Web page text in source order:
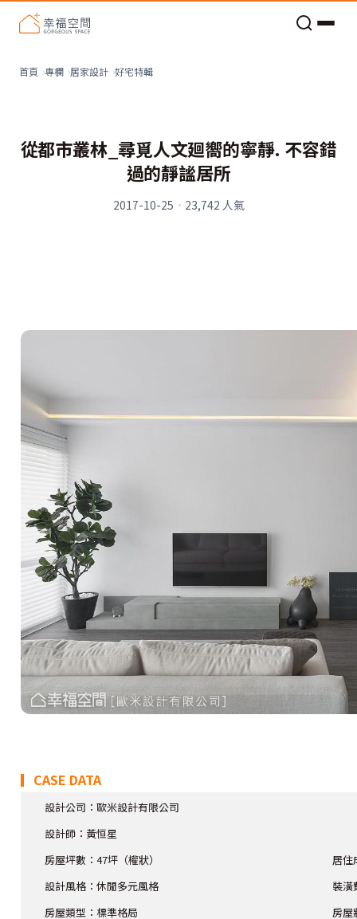
首頁 專欄 居家設計 好宅特輯
從都市叢林_尋覓人文廻嚮的寧靜. 不容錯
過的靜謐居所
2017-10-25 · 23,742 人氣
▎CASE DATA
設計公司：歐米設計有限公司
設計師 ：黃恒星
房屋坪數：47坪（權狀）
設計風格：休閒多元風格
房屋類型：標準格局
居住
裝潢
房屋